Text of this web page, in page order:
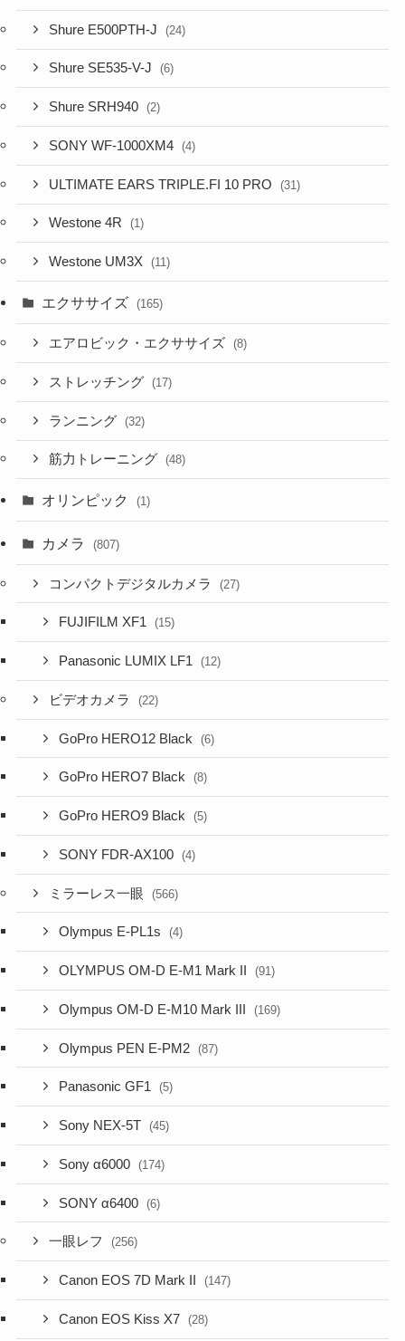
Shure E500PTH-J (24)
Shure SE535-V-J (6)
Shure SRH940 (2)
SONY WF-1000XM4 (4)
ULTIMATE EARS TRIPLE.FI 10 PRO (31)
Westone 4R (1)
Westone UM3X (11)
エクササイズ (165)
エアロビック・エクササイズ (8)
ストレッチング (17)
ランニング (32)
筋力トレーニング (48)
オリンピック (1)
カメラ (807)
コンパクトデジタルカメラ (27)
FUJIFILM XF1 (15)
Panasonic LUMIX LF1 (12)
ビデオカメラ (22)
GoPro HERO12 Black (6)
GoPro HERO7 Black (8)
GoPro HERO9 Black (5)
SONY FDR-AX100 (4)
ミラーレス一眼 (566)
Olympus E-PL1s (4)
OLYMPUS OM-D E-M1 Mark II (91)
Olympus OM-D E-M10 Mark III (169)
Olympus PEN E-PM2 (87)
Panasonic GF1 (5)
Sony NEX-5T (45)
Sony α6000 (174)
SONY α6400 (6)
一眼レフ (256)
Canon EOS 7D Mark II (147)
Canon EOS Kiss X7 (28)